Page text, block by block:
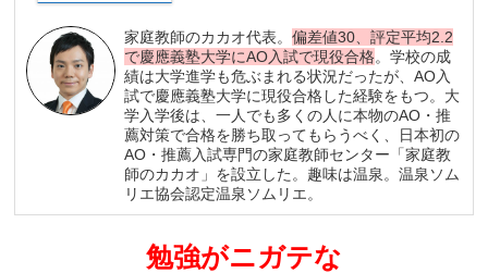
家庭教師のカカオ代表。偏差値30、評定平均2.2
で慶應義塾大学にAO入試で現役合格。学校の成
績は大学進学も危ぶまれる状況だったが、AO入
試で慶應義塾大学に現役合格した経験をもつ。大
学入学後は、一人でも多くの人に本物のAO・推
薦対策で合格を勝ち取ってもらうべく、日本初の
AO・推薦入試専門の家庭教師センター「家庭教
師のカカオ」を設立した。趣味は温泉。温泉ソム
リエ協会認定温泉ソムリエ。
勉強がニガテな